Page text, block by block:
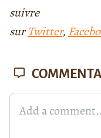
suivre
surTwitter,